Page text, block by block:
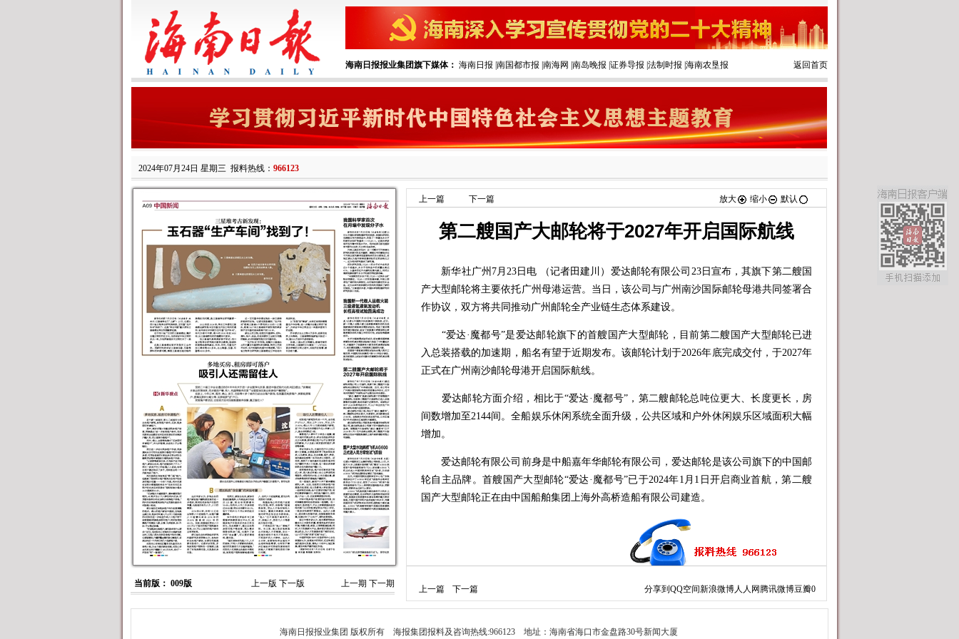
海南日报报业集团旗下媒体： 海南日报 南国都市报 南海网 南岛晚报 证券导报 法制时报 海南农垦报 返回首页
2024年07月24日 星期三 报料热线： 966123
当前版： 009版 上一版 下一版 上一期 下一期
上一篇 下一篇 放大 缩小 默认
第二艘国产大邮轮将于2027年开启国际航线
新华社广州7月23日电 （记者田建川）爱达邮轮有限公司23日宣布，其旗下第二艘国
产大型邮轮将主要依托广州母港运营。当日，该公司与广州南沙国际邮轮母港共同签署合
作协议，双方将共同推动广州邮轮全产业链生态体系建设。
“爱达·魔都号”是爱达邮轮旗下的首艘国产大型邮轮，目前第二艘国产大型邮轮已进
入总装搭载的加速期，船名有望于近期发布。该邮轮计划于2026年底完成交付，于2027年
正式在广州南沙邮轮母港开启国际航线。
爱达邮轮方面介绍，相比于“爱达·魔都号”，第二艘邮轮总吨位更大、长度更长，房
间数增加至2144间。全船娱乐休闲系统全面升级，公共区域和户外休闲娱乐区域面积大幅
增加。
爱达邮轮有限公司前身是中船嘉年华邮轮有限公司，爱达邮轮是该公司旗下的中国邮
轮自主品牌。首艘国产大型邮轮“爱达·魔都号”已于2024年1月1日开启商业首航，第二艘
国产大型邮轮正在由中国船舶集团上海外高桥造船有限公司建造。
上一篇 下一篇 分享到 QQ空间新浪微博人人网 腾讯微博豆瓣0